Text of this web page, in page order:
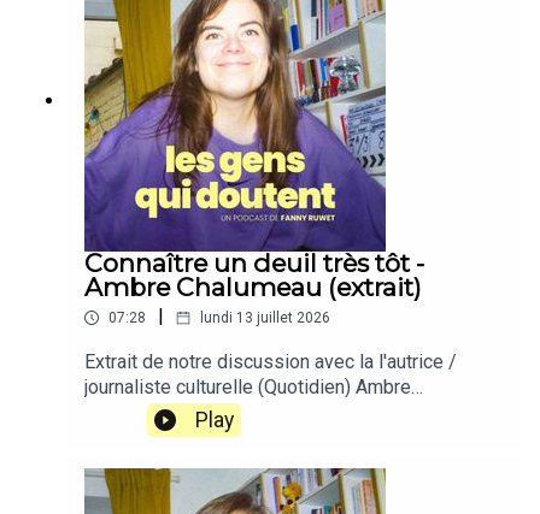
Connaître un deuil très tôt -
Ambre Chalumeau (extrait)
07:28 lundi 13 juillet 2026
Extrait de notre discussion avec la l'autrice /
journaliste culturelle (Quotidien) Ambre
Chalumeau.L'épisode complet est dispo, c'est le
Play